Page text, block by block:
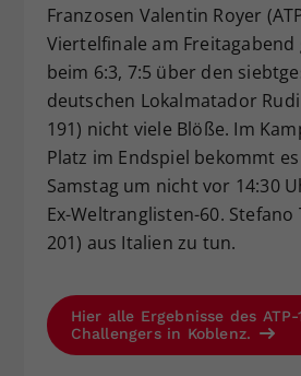
Franzosen Valentin Royer
Viertelfinale am Freitagabend
beim 6:3, 7:5 über den
deutschen Lokalmatador
191) nicht viele Blöße. Im
Platz im Endspiel bekommt
Samstag um nicht vor 14:30
Ex-Weltranglisten-60. Stefano
201) aus Italien zu tun.
Hier alle Ergebnisse des
Challengers in Koblenz.